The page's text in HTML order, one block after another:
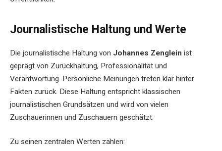
Journalistische Haltung und Werte
Die journalistische Haltung von Johannes Zenglein ist
geprägt von Zurückhaltung, Professionalität und
Verantwortung. Persönliche Meinungen treten klar hinter
Fakten zurück. Diese Haltung entspricht klassischen
journalistischen Grundsätzen und wird von vielen
Zuschauerinnen und Zuschauern geschätzt.
Zu seinen zentralen Werten zählen: